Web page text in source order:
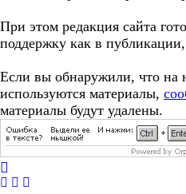
При этом редакция сайта
поддержку как в
Если вы обнаружили, что на
используются материалы,
материалы будут удалены.